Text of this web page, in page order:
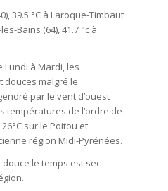
39.5 °C à Laroque-Timbaut
Bains (64), 41.7 °c à
Lundi à Mardi, les
malgré le
par le vent d’ouest
températures de l’ordre de
26°C sur le Poitou et
région Midi-Pyrénées.
le temps est sec